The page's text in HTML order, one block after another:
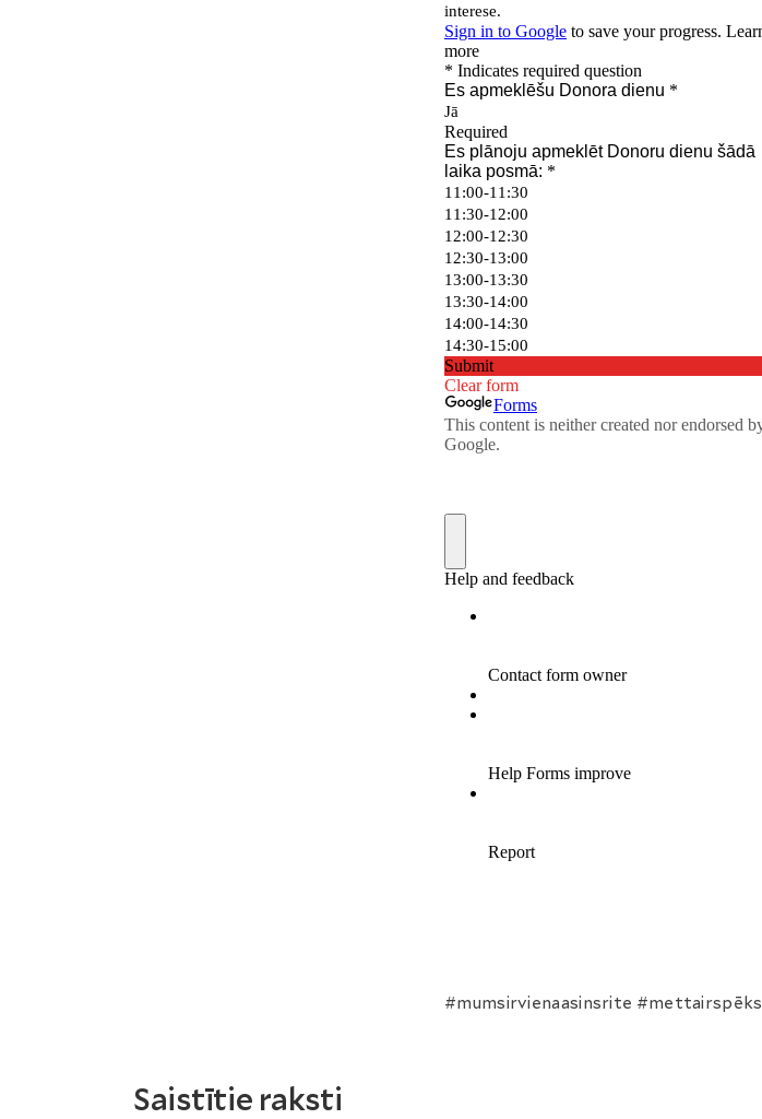
#mumsirvienaasinsrite #mettairspēks
Saistītie raksti